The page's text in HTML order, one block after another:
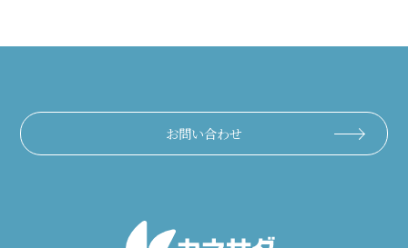
お問い合わせ